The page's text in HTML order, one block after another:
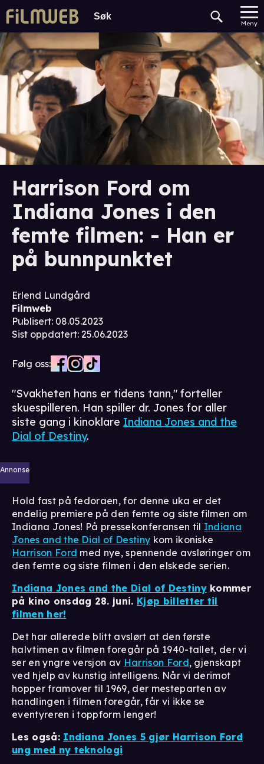
Meny
Harrison Ford om
Indiana Jones i den
femte filmen: - Han er
på bunnpunktet
Erlend Lundgård
Filmweb
Publisert: 08.05.2023
Sist oppdatert: 25.06.2023
Følg oss:
"Svakheten hans er tidens tann," forteller
skuespilleren. Han spiller dr. Jones for aller
siste gang i kinoklare Indiana Jones and the
Dial of Destiny.
Annonse
Hold fast på fedoraen, for denne uka er det
endelig premiere på den femte og siste filmen om
Indiana Jones! På pressekonferansen til Indiana
Jones and the Dial of Destiny kom ikoniske
Harrison Ford med nye, spennende avsløringer om
den femte og siste filmen i den elskede serien.
Indiana Jones and the Dial of Destinykommer
på kino onsdag 28. juni. Kjøp billetter til
filmen her!
Det har allerede blitt avslørt at den første
halvtimen av filmen foregår på 1940-tallet, der vi
ser en yngre versjon av Harrison Ford, gjenskapt
ved hjelp av kunstig intelligens. Når vi derimot
hopper framover til 1969, der mesteparten av
handlingen i filmen foregår, får vi ikke se
eventyreren i toppform lenger!
Les også: Indiana Jones 5 gjør Harrison Ford
ung med ny teknologi